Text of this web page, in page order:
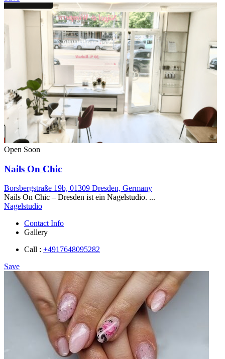
Open Soon
Nails On Chic
Borsbergstraße 19b, 01309 Dresden, Germany
Nails On Chic – Dresden ist ein Nagelstudio. ...
Nagelstudio
Contact Info
Gallery
Call : +4917648095282
Save